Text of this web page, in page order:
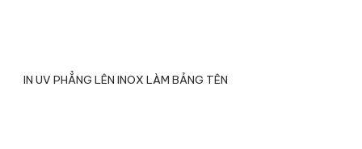
IN UV PHẲNG LÊN INOX LÀM BẢNG TÊN